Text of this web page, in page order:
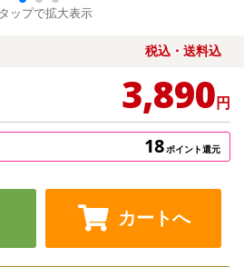
タップで拡大表示
税込・送料込
3,890円
18ポイント還元
カートへ